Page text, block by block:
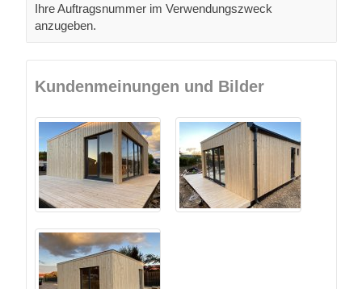
Ihre Auftragsnummer im Verwendungszweck
anzugeben.
Kundenmeinungen und Bilder